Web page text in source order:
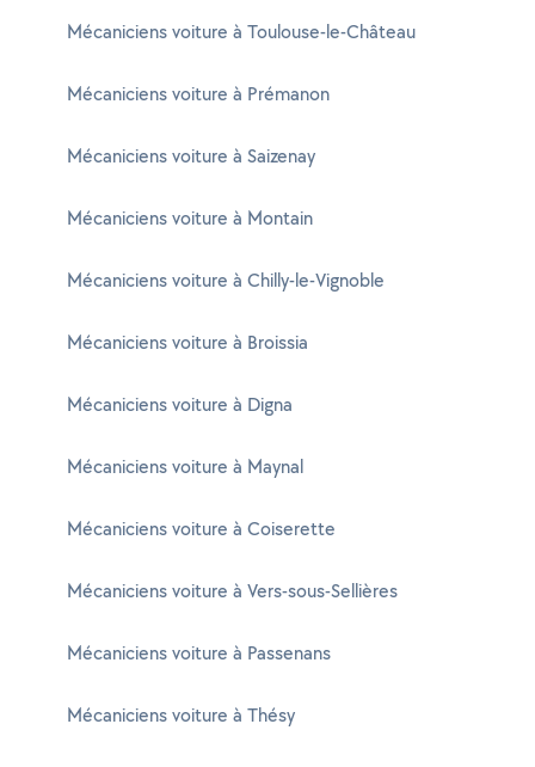
Mécaniciens voiture à Toulouse-le-Château
Mécaniciens voiture à Prémanon
Mécaniciens voiture à Saizenay
Mécaniciens voiture à Montain
Mécaniciens voiture à Chilly-le-Vignoble
Mécaniciens voiture à Broissia
Mécaniciens voiture à Digna
Mécaniciens voiture à Maynal
Mécaniciens voiture à Coiserette
Mécaniciens voiture à Vers-sous-Sellières
Mécaniciens voiture à Passenans
Mécaniciens voiture à Thésy